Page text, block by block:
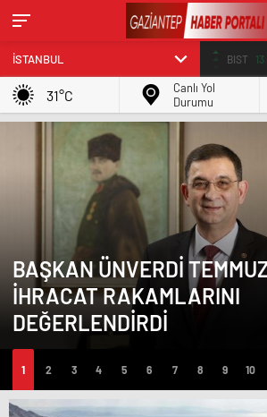
BIST
31°C
Canlı Yol
Durumu
BAŞKAN ÜNVERDİ
İHRACAT RAKAMLARINI
DEĞERLENDİRDİ